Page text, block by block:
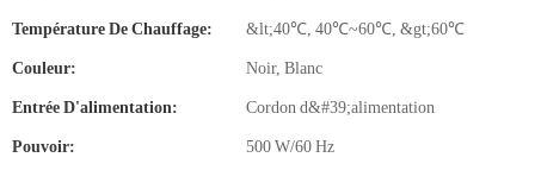
Température De Chauffage: &lt;40℃, 40℃~60℃, &gt;60℃
Couleur: Noir, Blanc
Entrée D'alimentation: Cordon d&#39;alimentation
Pouvoir: 500 W/60 Hz